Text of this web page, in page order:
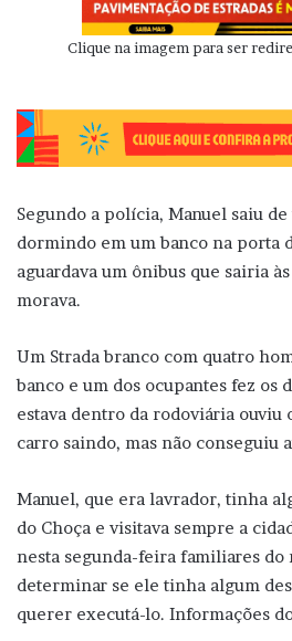
Clique na imagem para ser
Segundo a polícia, Manuel saiu de
dormindo em um banco na porta
aguardava um ônibus que sairia
morava.
Um Strada branco com quatro
banco e um dos ocupantes fez os
estava dentro da rodoviária ouviu
carro saindo, mas não conseguiu
Manuel, que era lavrador, tinha
do Choça e visitava sempre a
nesta segunda-feira familiares do
determinar se ele tinha algum
querer executá-lo. Informações